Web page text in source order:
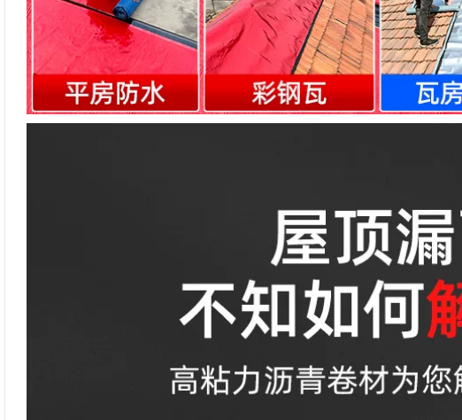
thấm nước
207,000
Mái nhà chống thấm
nước phủ băng ruy
băng ROW ROW
ROLL COLL VẬT LIỆU
BẮT ĐẦU VẬT LIỆU
KING VẬT LIỆU băng
ống nước Băng dính
chống thấm Keo tự
dính mạnh mẽ Tạo
tác chống rò rỉ Keo
dán chống rò rỉ Keo
dán phích cắm vua
băng keo dán
chống dột
264,000
Dán rò rỉ nước băng
dính chống thấm
298,000
Bác sĩ tại nhà dán
ống nước ppr băng
keo sửa chữa rò rỉ
đường ống nước
sửa chữa rò rỉ cần
liên kết bang keo
chong tham